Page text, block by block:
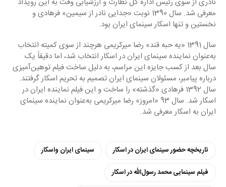
معرفی شد. سال 1390 نوبت «جدایی نادر از سیمین» فرهادی و
نخستین و تنها اسکار سینمای ایران بود.
سال 1391 «یه حبه قند» رضا میرکریمی هرچند از سوی کمیته انتخاب
به‌عنوان نماینده سینمای ایران در اسکار انتخاب شد، اما دقیقاً یک
سال بعد از کسب جایزه این مراسم، به دلیل ساخت فیلم توهین‌آمیزی
درباره پیامبر، مسئولان سینمای ایران تصمیم به تحریم اسکار گرفتند.
سال 1392 فرهادی «گذشته» را ساخت و این فیلم نماینده ایران در
اسکار شد. سال 93 «امروز» رضا میرکریمی به‌عنوان نماینده سینمای
ایران به اسکار معرفی شد.
تاریخچه حضور سینمای ایران در اسکار
سینمای ایران واسکار
فیلم سینمایی محمد رسول‌الله در اسکار